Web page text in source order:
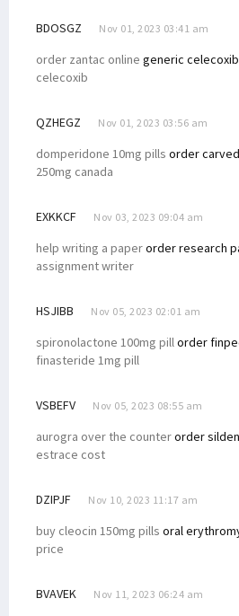
BDOSGZ Nov 01, 2023 03:41 am
order zantac online generic
celecoxib
QZHEGZ Nov 01, 2023 03:56 am
domperidone 10mg pills order
250mg canada
EXKKCF Nov 03, 2023 09:04 am
help writing a paperorder research
assignment writer
HSJIBB Nov 05, 2023 02:01 am
spironolactone 100mg pillorder
finasteride 1mg pill
VSBEFV Nov 05, 2023 08:55 am
aurogra over the counterorder
estrace cost
DZIPJF Nov 10, 2023 11:17 am
buy cleocin 150mg pills oral
price
BVAVEK Nov 11, 2023 06:24 am